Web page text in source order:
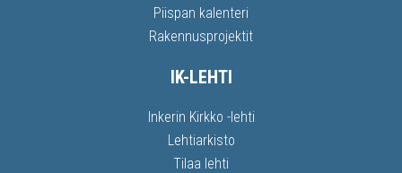
Piispan kalenteri
Rakennusprojektit
IK-LEHTI
Inkerin Kirkko -lehti
Lehtiarkisto
Tilaa lehti